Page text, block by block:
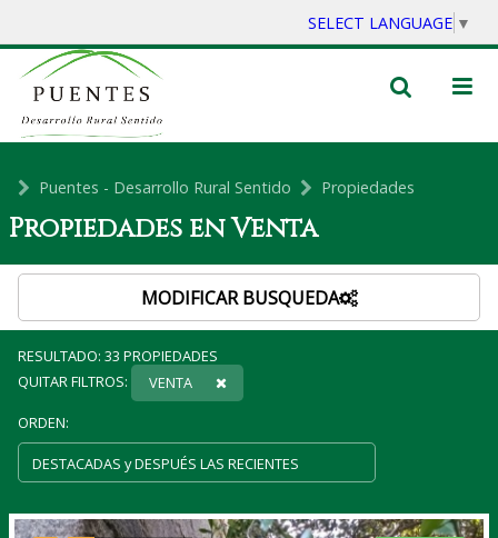
SELECT LANGUAGE ▼
Puentes - Desarrollo Rural Sentido Propiedades
Propiedades en Venta
MODIFICAR BUSQUEDA
RESULTADO: 33 PROPIEDADES
QUITAR FILTROS:
VENTA
ORDEN: